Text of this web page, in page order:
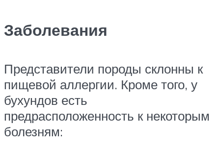
Заболевания
Представители породы склонны к
пищевой аллергии. Кроме того, у
бухундов есть
предрасположенность к некоторым
болезням: